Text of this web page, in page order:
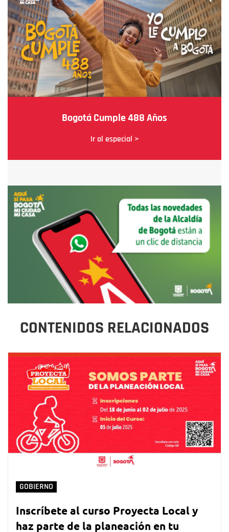
Bogotá Cumple 488 Años
Ir al especial >
CONTENIDOS RELACIONADOS
GOBIERNO
Inscríbete al curso Proyecta Local y
haz parte de la planeación en tu